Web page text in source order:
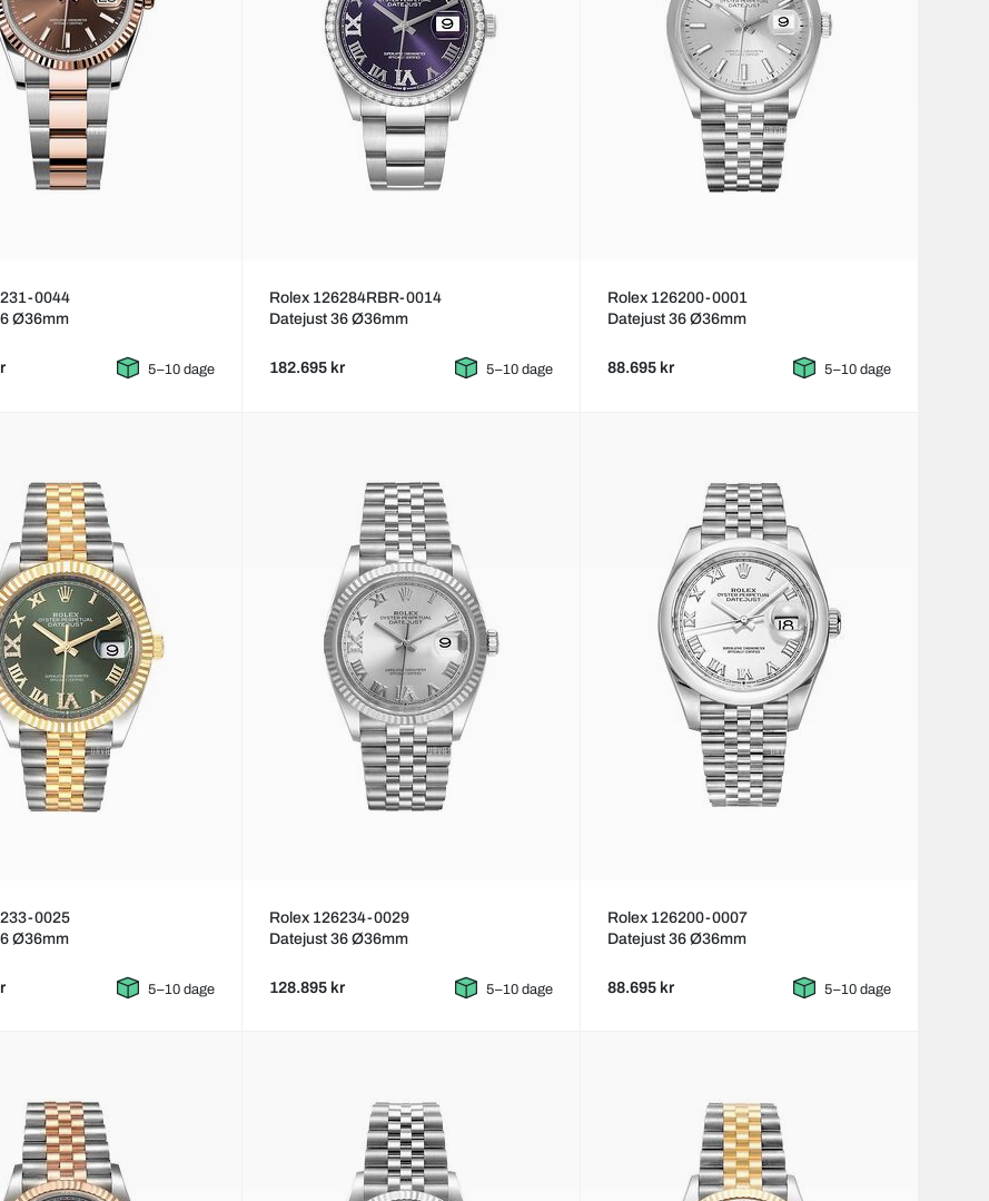
0044
Ø36mm
5–10 dage
Rolex 126284RBR-0014
Datejust 36 Ø36mm
182.695 kr 5–10 dage
Rolex 126200-0001
Datejust 36 Ø36mm
88.695 kr 5–10 dage
0025
Ø36mm
5–10 dage
Rolex 126234-0029
Datejust 36 Ø36mm
128.895 kr 5–10 dage
Rolex 126200-0007
Datejust 36 Ø36mm
88.695 kr 5–10 dage